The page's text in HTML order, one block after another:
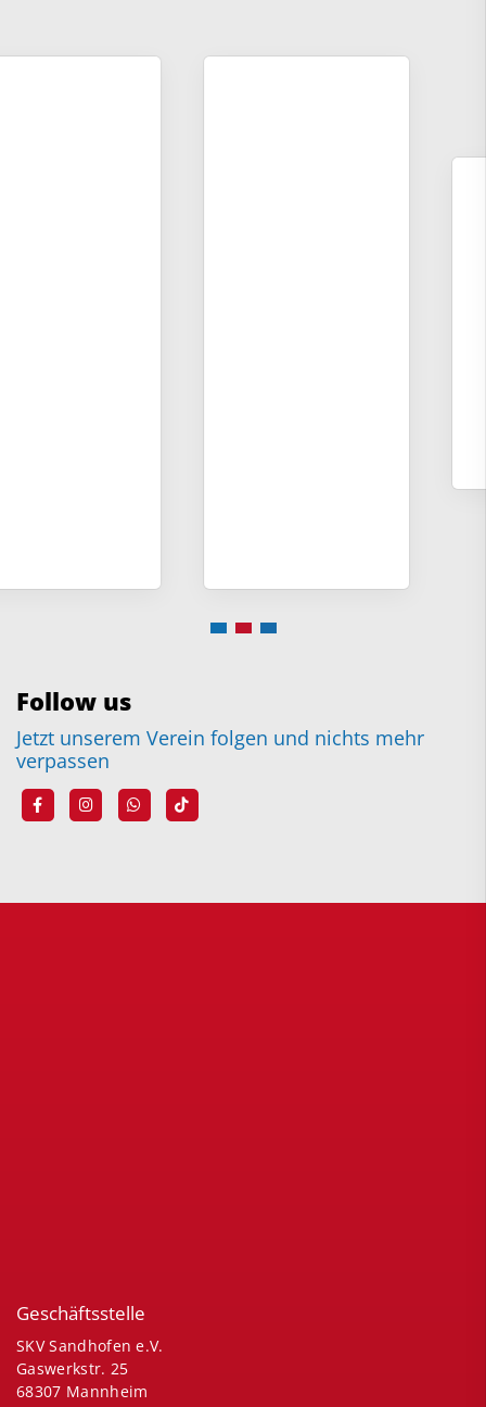
Follow us
Jetzt unserem Verein folgen und nichts mehr
verpassen
Geschäftsstelle
SKV Sandhofen e.V.
Gaswerkstr. 25
68307 Mannheim